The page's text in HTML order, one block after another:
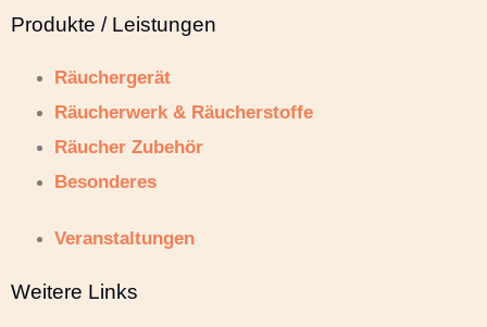
Produkte / Leistungen
Räuchergerät
Räucherwerk & Räucherstoffe
Räucher Zubehör
Besonderes
Veranstaltungen
Weitere Links